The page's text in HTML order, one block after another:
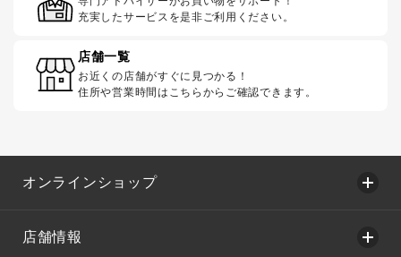
充実したサービスを是非ご利用ください。
店舗一覧
お近くの店舗がすぐに見つかる！
住所や営業時間はこちらからご確認できます。
オンラインショップ
店舗情報